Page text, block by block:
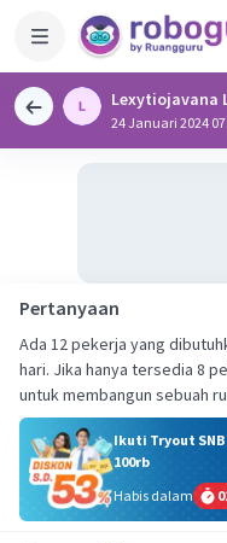
Lexytiojavana
24 Januari 2024
Pertanyaan
Ada 12 pekerja yang
hari. Jika hanya tersedia 8
untuk membangun sebuah
Ikuti Tryout
100rb
Habis dalam